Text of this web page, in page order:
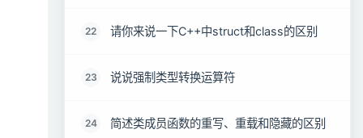
22 请你来说一下C++中struct和class的区别
23 说说强制类型转换运算符
24 简述类成员函数的重写、重载和隐藏的区别